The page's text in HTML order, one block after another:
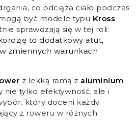
co odciąża ciało podczas
być modele typu Kross
sprawdzają się w tej roli:
to dodatkowy atut,
zmiennych warunkach
z lekką ramą z aluminium
nie tylko efektywność, ale i
który doceni każdy
z roweru w różnych